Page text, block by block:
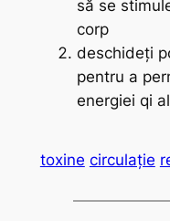
să se
corp
deschideţi
pentru a
energiei qi
toxine circulație